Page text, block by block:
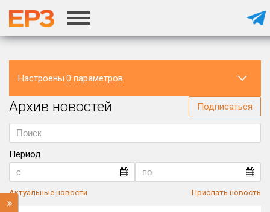
Настроены 0 параметров
Регион
Архив новостей Подписаться
Период
Актуальные новости Прислать новость